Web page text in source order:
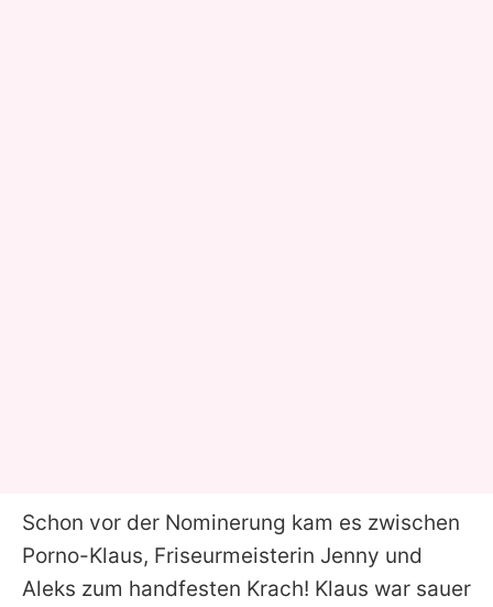
Schon vor der Nominerung kam es zwischen
Porno-Klaus, Friseurmeisterin Jenny und
Aleks zum handfesten Krach! Klaus war sauer